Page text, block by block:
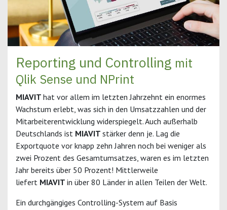
Reporting und Controlling mit
Qlik Sense und NPrint
MIAVIT hat vor allem im letzten Jahrzehnt ein enormes
Wachstum erlebt, was sich in den Umsatzzahlen und der
Mitarbeiterentwicklung widerspiegelt. Auch außerhalb
Deutschlands ist MIAVIT stärker denn je. Lag die
Exportquote vor knapp zehn Jahren noch bei weniger als
zwei Prozent des Gesamtumsatzes, waren es im letzten
Jahr bereits über 50 Prozent! Mittlerweile
liefert MIAVIT in über 80 Länder in allen Teilen der Welt.
Ein durchgängiges Controlling-System auf Basis